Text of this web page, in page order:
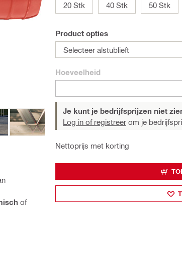
of
20 Stk
40 Stk 50 Stk
Product opties
Selecteer alstublieft
Hoeveelheid
Je kunt je bedrijfsprijzen niet
Log in of registreer om je
Nettoprijs met korting